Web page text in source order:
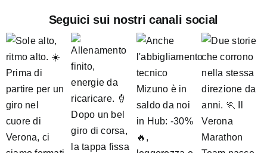
Seguici sui nostri canali social